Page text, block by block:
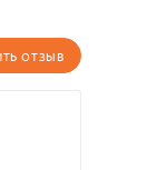
ОТЗЫВ